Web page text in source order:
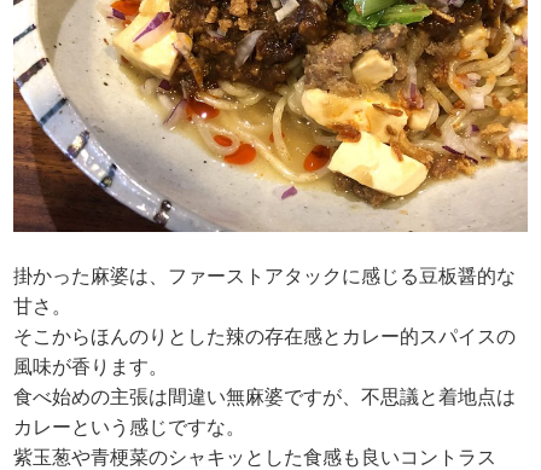
掛かった麻婆は、ファーストアタックに感じる豆板醤的な
甘さ。
そこからほんのりとした辣の存在感とカレー的スパイスの
風味が香ります。
食べ始めの主張は間違い無麻婆ですが、不思議と着地点は
カレーという感じですな。
紫玉葱や青梗菜のシャキッとした食感も良いコントラス